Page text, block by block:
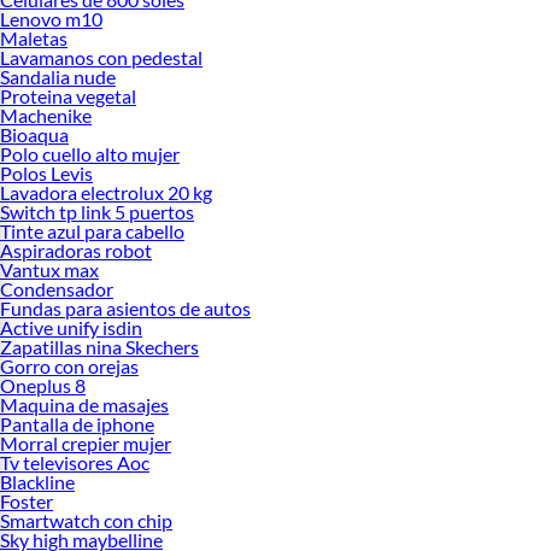
Lenovo m10
Maletas
Lavamanos con pedestal
Sandalia nude
Proteina vegetal
Machenike
Bioaqua
Polo cuello alto mujer
Polos Levis
Lavadora electrolux 20 kg
Switch tp link 5 puertos
Tinte azul para cabello
Aspiradoras robot
Vantux max
Condensador
Fundas para asientos de autos
Active unify isdin
Zapatillas nina Skechers
Gorro con orejas
Oneplus 8
Maquina de masajes
Pantalla de iphone
Morral crepier mujer
Tv televisores Aoc
Blackline
Foster
Smartwatch con chip
Sky high maybelline